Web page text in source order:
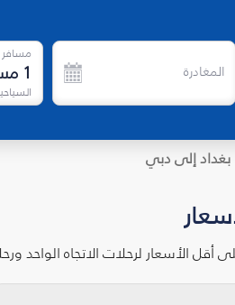
المغادرة
مسافر
1
بغداد إلى دبي
الأسعار لرحلات الاتجاه الواحد